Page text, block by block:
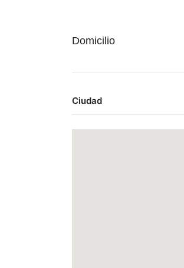
Domicilio
Ciudad